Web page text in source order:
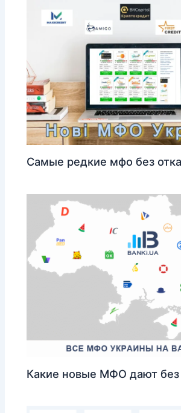
Самые редкие мфо без
Какие новые МФО дают без